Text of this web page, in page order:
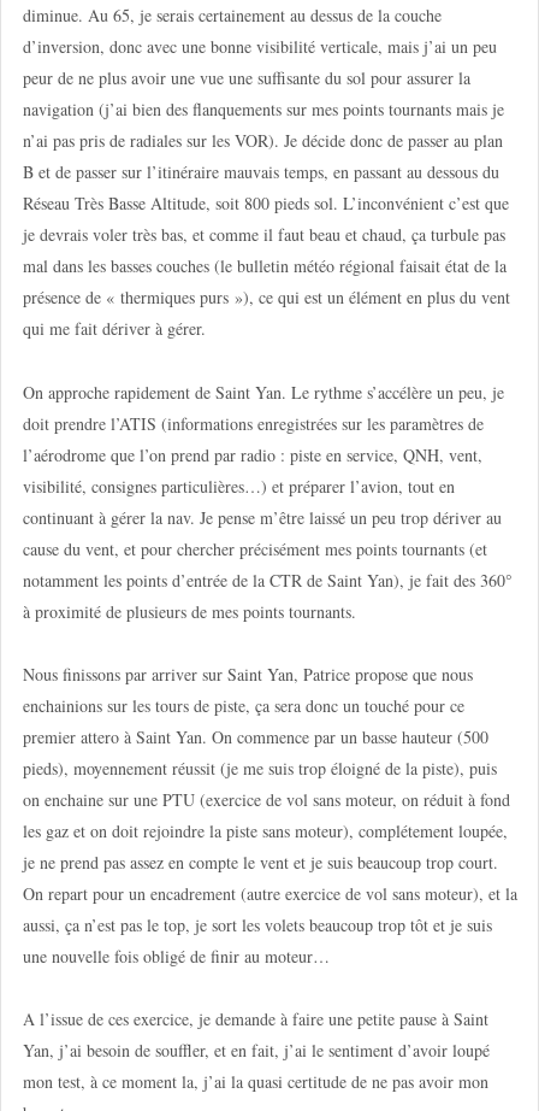
diminue. Au 65, je serais certainement au dessus de la couche
d’inversion, donc avec une bonne visibilité verticale, mais j’ai un peu
peur de ne plus avoir une vue une suffisante du sol pour assurer la
navigation (j’ai bien des flanquements sur mes points tournants mais je
n’ai pas pris de radiales sur les VOR). Je décide donc de passer au plan
B et de passer sur l’itinéraire mauvais temps, en passant au dessous du
Réseau Très Basse Altitude, soit 800 pieds sol. L’inconvénient c’est que
je devrais voler très bas, et comme il faut beau et chaud, ça turbule pas
mal dans les basses couches (le bulletin météo régional faisait état de la
présence de « thermiques purs »), ce qui est un élément en plus du vent
qui me fait dériver à gérer.
On approche rapidement de Saint Yan. Le rythme s’accélère un peu, je
doit prendre l’ATIS (informations enregistrées sur les paramètres de
l’aérodrome que l’on prend par radio : piste en service, QNH, vent,
visibilité, consignes particulières…) et préparer l’avion, tout en
continuant à gérer la nav. Je pense m’être laissé un peu trop dériver au
cause du vent, et pour chercher précisément mes points tournants (et
notamment les points d’entrée de la CTR de Saint Yan), je fait des 360°
à proximité de plusieurs de mes points tournants.
Nous finissons par arriver sur Saint Yan, Patrice propose que nous
enchainions sur les tours de piste, ça sera donc un touché pour ce
premier attero à Saint Yan. On commence par un basse hauteur (500
pieds), moyennement réussit (je me suis trop éloigné de la piste), puis
on enchaine sur une PTU (exercice de vol sans moteur, on réduit à fond
les gaz et on doit rejoindre la piste sans moteur), complétement loupée,
je ne prend pas assez en compte le vent et je suis beaucoup trop court.
On repart pour un encadrement (autre exercice de vol sans moteur), et la
aussi, ça n’est pas le top, je sort les volets beaucoup trop tôt et je suis
une nouvelle fois obligé de finir au moteur…
A l’issue de ces exercice, je demande à faire une petite pause à Saint
Yan, j’ai besoin de souffler, et en fait, j’ai le sentiment d’avoir loupé
mon test, à ce moment la, j’ai la quasi certitude de ne pas avoir mon